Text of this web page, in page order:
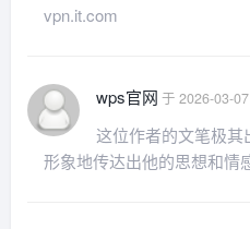
vpn.it.com
wps官网 于 2026-03-
这位作者的文笔极
形象地传达出他的思想和情